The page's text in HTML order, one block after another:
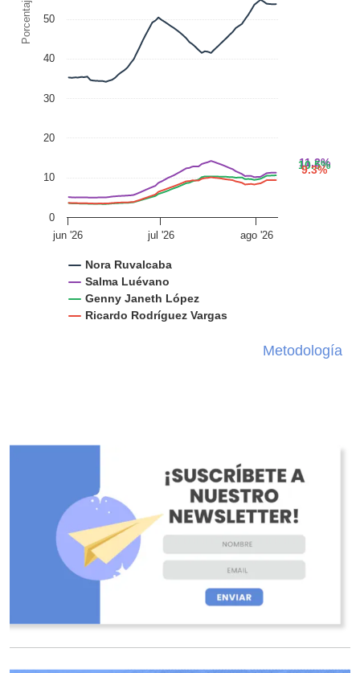
Porcentaje
Nora Ruvalcaba
Salma Luévano
Genny Janeth López
Ricardo Rodríguez Vargas
jun '26 jul '26 ago '26
0
10
20
30
40
50
Metodología
11.2%
10.5%
9.3%